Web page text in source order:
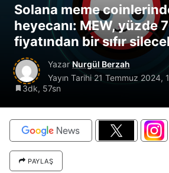
Solana meme
heyecanı: MEW, yüzde
fiyatından bir sıfır
YazarNurgül Berzah
Yayın Tarihi21 Temmuz 2024,
3dk, 57sn
PAYLAŞ